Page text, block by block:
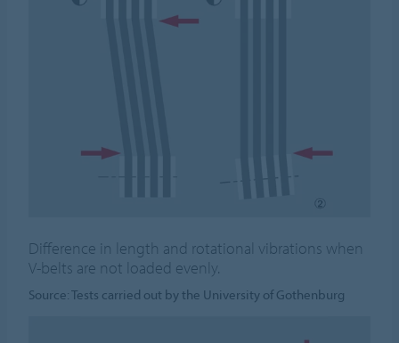
Difference in length and rotational vibrations when
V-belts are not loaded evenly.
Source: Tests carried out by the University of Gothenburg